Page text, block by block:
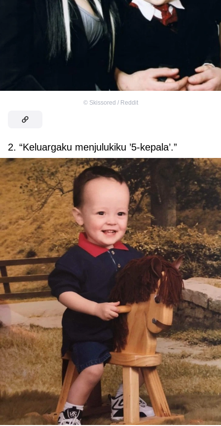
© Skissored / Reddit
2. “Keluargaku menjulukiku ’5-kepala’.”